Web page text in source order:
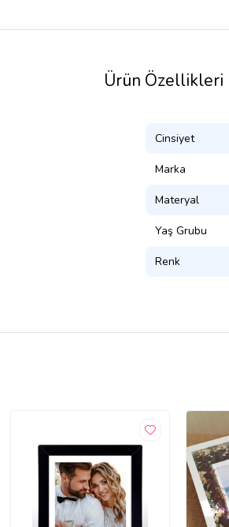
Ürün Özellikleri
Cinsiyet
Marka
Materyal
Yaş Grubu
Renk